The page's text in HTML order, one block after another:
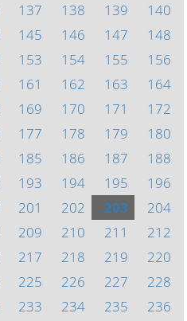
137 138 139
140
145 146 147
148
153 154 155
156
161 162 163
164
169 170 171
172
177 178 179
180
185 186 187
188
193 194 195
196
201 202 203
204
209 210 211
212
217 218 219
220
225 226 227
228
233 234 235
236